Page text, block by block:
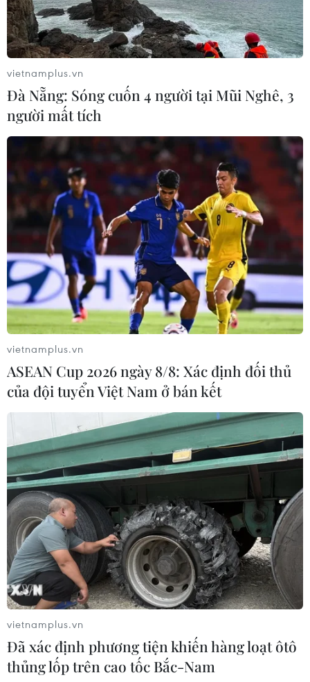
Hà Nội: Tăng cường 300 xe khách, không
‘hét’ giá vé dịp nghỉ 2/9
14/08/2019 01:58
Dịp nghỉ lễ 2/9, lượng khách tại các bến xe Hà Nội sẽ
tăng cao hơn so với các ngày cuối tuần. Các đơn vị vận
tải tăng cường xe và yêu cầu không được tranh giành
khách, lấy giá vé cao hơn quy định.
Bảo đảm an toàn giao thông dịp Quốc
khánh và khai giảng năm học mới
14/08/2019 07:57
Thủ tướng yêu cầu chỉ đạo nâng cao năng lực, chất
lượng dịch vụ vận tải hành khách, đáp ứng nhu cầu đi
lại của người dân trong dịp nghỉ Lễ Quốc khánh, giảm
vietnamplus.vn
Đà Nẵng: Sóng cuốn 4 người tại Mũi Nghê, 3
người mất tích
vietnamplus.vn
ASEAN Cup 2026 ngày 8/8: Xác định đối thủ
của đội tuyển Việt Nam ở bán kết
vietnamplus.vn
Đã xác định phương tiện khiến hàng loạt ôtô
thủng lốp trên cao tốc Bắc-Nam